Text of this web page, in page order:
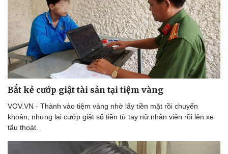
Bóng đá
Lịch thi đấu bóng đá
Ô tô
Bắt kẻ cướp giật tài sản tại tiệm vàng
VOV.VN - Thành vào tiệm vàng nhờ lấy tiền mặt rồi chuyển
khoản, nhưng lại cướp giật số tiền từ tay nữ nhân viên rồi lên xe
tẩu thoát.